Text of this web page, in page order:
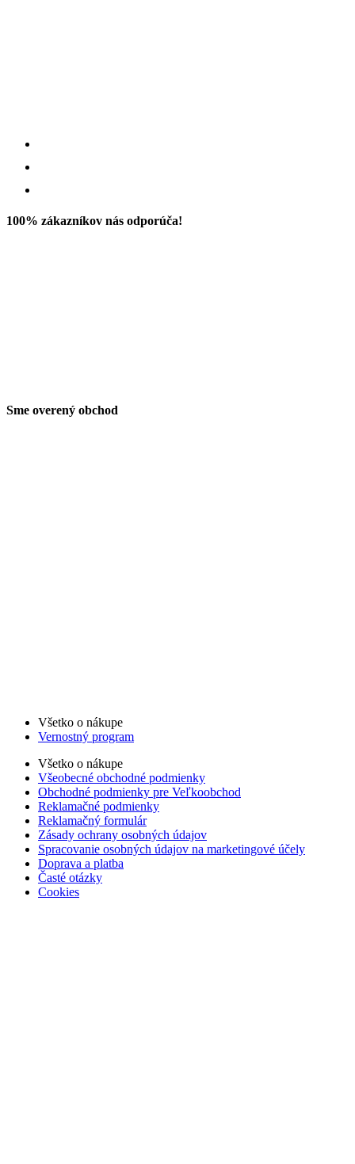
100% zákazníkov nás odporúča!
Sme overený obchod
Všetko o nákupe
Vernostný program
Všetko o nákupe
Všeobecné obchodné podmienky
Obchodné podmienky pre Veľkoobchod
Reklamačné podmienky
Reklamačný formulár
Zásady ochrany osobných údajov
Spracovanie osobných údajov na marketingové účely
Doprava a platba
Časté otázky
Cookies